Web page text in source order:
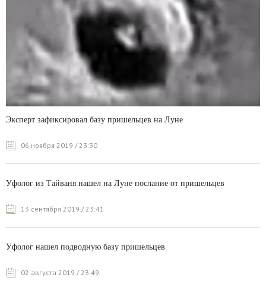
Эксперт зафиксировал базу пришельцев на Луне
06 ноября 2019 / 23:30
Уфолог из Тайваня нашел на Луне послание от пришельцев
13 сентября 2019 / 23:41
Уфолог нашел подводную базу пришельцев
02 августа 2019 / 23:49